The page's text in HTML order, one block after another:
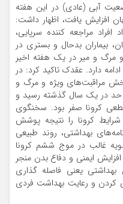
آبی (عادی) در این هفته
افزایش یافت، اظهار داشت:
مراجعه کننده سرپایی،
بیماران بدحال و بستری در
و میر در یک هفته اخیر
دارد. عقدک تاکید کرد: در
بخش مراقبت‌های ویژه و مرگ و
حد در یک سال گذشته رسید و
کرونا صفر بود. سخنگوی
شرایط کرونا را نتیجه پوشش
بهداشتی، روند طبیعی
غالب در موج ششم کرونا
ایمنی و دفاع بدن منجر
یعنی فاصله گذاری
کردن و رعایت بهداشت فردی